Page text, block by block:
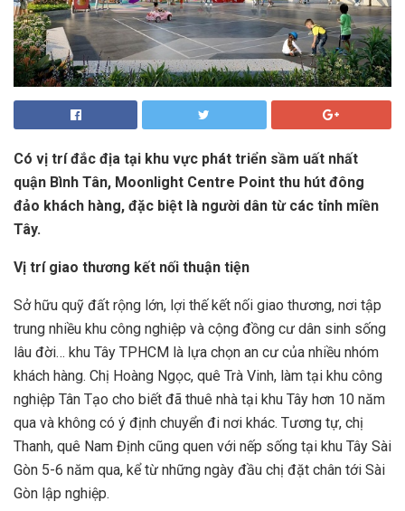
Có vị trí đắc địa tại khu vực phát triển sầm uất nhất
quận Bình Tân, Moonlight Centre Point thu hút đông
đảo khách hàng, đặc biệt là người dân từ các tỉnh miền
Tây.
Vị trí giao thương kết nối thuận tiện
Sở hữu quỹ đất rộng lớn, lợi thế kết nối giao thương, nơi tập
trung nhiều khu công nghiệp và cộng đồng cư dân sinh sống
lâu đời… khu Tây TPHCM là lựa chọn an cư của nhiều nhóm
khách hàng. Chị Hoàng Ngọc, quê Trà Vinh, làm tại khu công
nghiệp Tân Tạo cho biết đã thuê nhà tại khu Tây hơn 10 năm
qua và không có ý định chuyển đi nơi khác. Tương tự, chị
Thanh, quê Nam Định cũng quen với nếp sống tại khu Tây Sài
Gòn 5-6 năm qua, kể từ những ngày đầu chị đặt chân tới Sài
Gòn lập nghiệp.